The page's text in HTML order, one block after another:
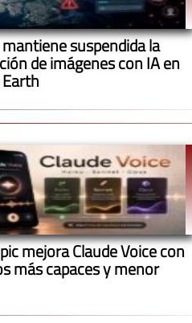
suspendida la
de imágenes con IA en
mejora Claude Voice con
más capaces y menor